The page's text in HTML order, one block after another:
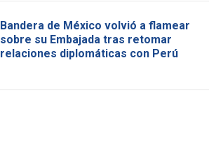
Bandera de México volvió a flamear
sobre su Embajada tras retomar
relaciones diplomáticas con Perú